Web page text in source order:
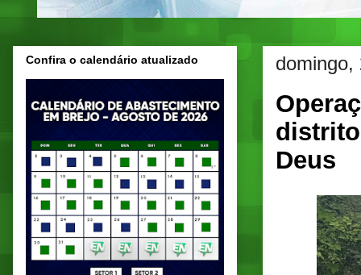
domingo,
Deus
Confira o calendário atualizado